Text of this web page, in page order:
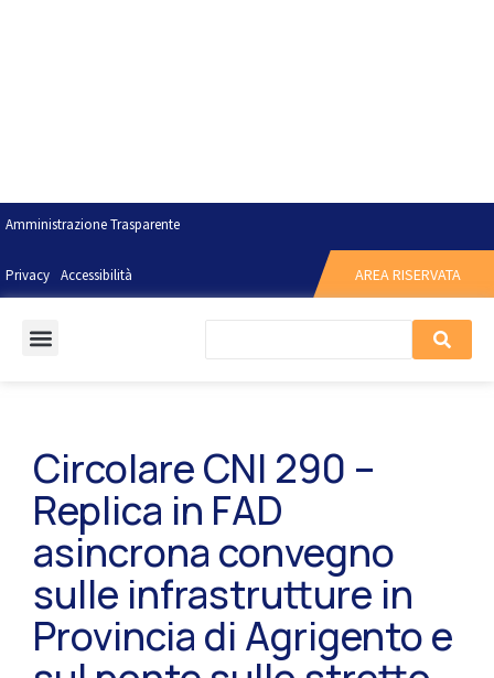
Amministrazione Trasparente
Privacy Accessibilità AREA RISERVATA
Circolare CNI 290 –
Replica in FAD
asincrona convegno
sulle infrastrutture in
Provincia di Agrigento e